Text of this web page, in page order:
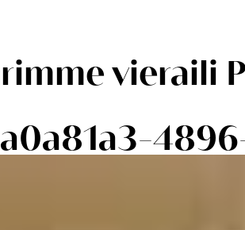
vieraili